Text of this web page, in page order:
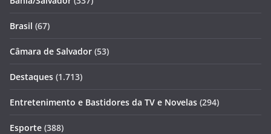
Brasil (67)
Câmara de Salvador (53)
Destaques (1.713)
Entretenimento e Bastidores da TV e Novelas (294)
Esporte (388)